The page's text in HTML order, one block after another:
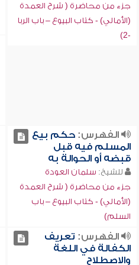
جزء من محاضرة ( شرح العمدة
(الأمالي) - كتاب البيوع – باب الربا
-2)
الفهرس:حكم بيع
المسلم فيه قبل
قبضه أو الحوالة به
للشيخ: سلمان العودة
جزء من محاضرة ( شرح العمدة
(الأمالي) - كتاب البيوع – باب
السلم)
الفهرس: تعريف
الكفالة في اللغة
والاصطلاح